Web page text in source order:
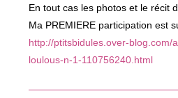
En tout cas les photos et le récit
Ma PREMIERE participation est
http://ptitsbidules.over-blog.com/
loulous-n-1-110756240.html